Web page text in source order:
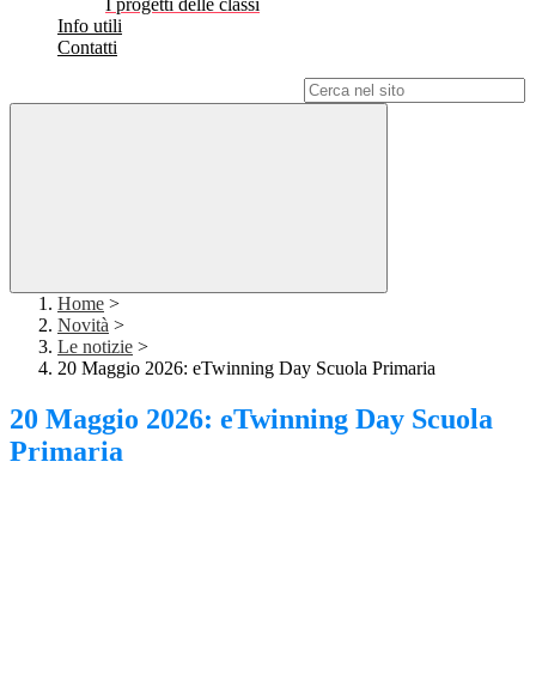
I progetti delle classi
Info utili
Contatti
Home >
Novità >
Le notizie >
20 Maggio 2026: eTwinning Day Scuola Primaria
20 Maggio 2026: eTwinning Day Scuola
Primaria